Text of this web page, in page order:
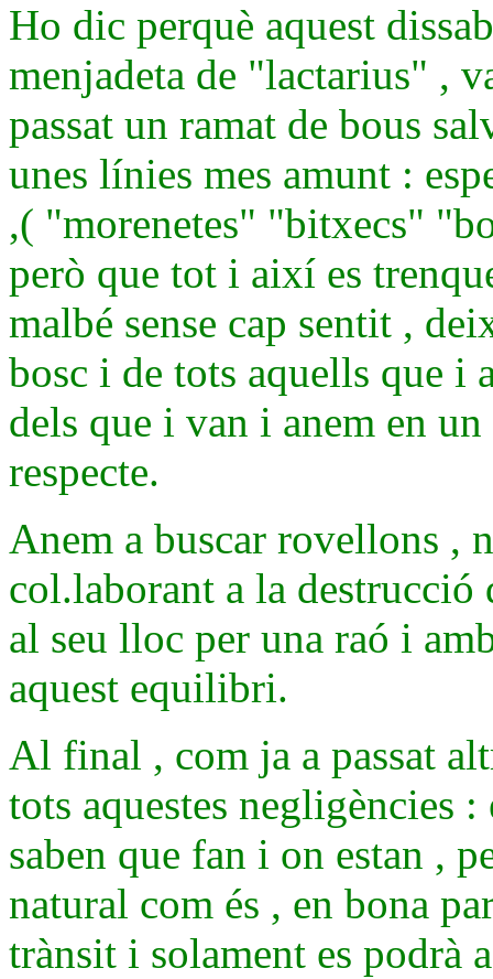
Ho dic perquè aquest
menjadeta de "lactarius" ,
passat un ramat de bous
unes línies mes amunt :
,( "morenetes" "bitxecs"
però que tot i així es
malbé sense cap sentit ,
bosc i de tots aquells que i
dels que i van i anem en
respecte.
Anem a buscar rovellons ,
col.laborant a la destrucció
al seu lloc per una raó i
aquest equilibri.
Al final , com ja a passat
tots aquestes negligències
saben que fan i on estan ,
natural com és , en bona
trànsit i solament es podrà